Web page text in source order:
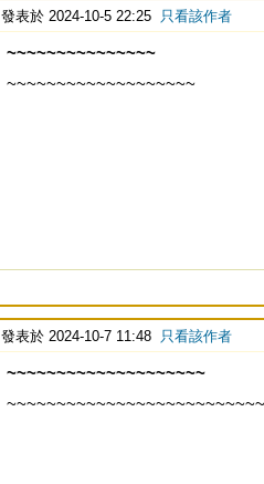
發表於 2024-10-5 22:25 只看該作者
~~~~~~~~~~~~~~~
~~~~~~~~~~~~~~~~~~~
發表於 2024-10-7 11:48 只看該作者
~~~~~~~~~~~~~~~~~~~~